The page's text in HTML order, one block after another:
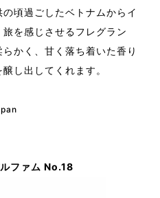
頃過ごしたベトナムからイ
を感じさせるフレグラン
かく、甘く落ち着いた香り
し出してくれます。
ファム No.18